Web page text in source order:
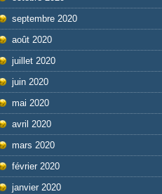
septembre 2020
août 2020
juillet 2020
juin 2020
mai 2020
avril 2020
mars 2020
février 2020
janvier 2020